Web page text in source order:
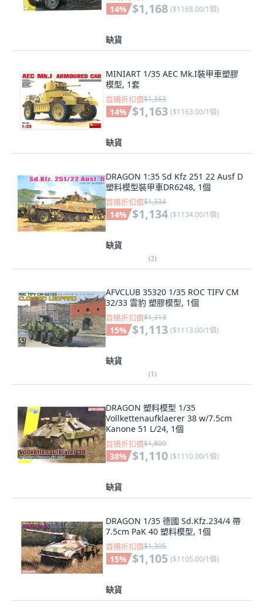
14% $1,168 ($1168.00/1個)
缺貨
MINIART 1/35 AEC Mk.I裝甲車塑膠
模型, 1套
首購折扣價$1,363
14% $1,163 ($1163.00/1個)
缺貨
DRAGON 1:35 Sd Kfz 251 22 Ausf D
塑料模型裝甲車DR6248, 1個
首購折扣價$1,334
14% $1,134 ($1134.00/1個)
缺貨
(2)
AFVCLUB 35320 1/35 ROC TIFV CM
32/33 雲豹 塑膠模型, 1個
首購折扣價$1,313
15% $1,113 ($1113.00/1個)
缺貨
(1)
DRAGON 塑料模型 1/35
Vollkettenaufklaerer 38 w/7.5cm
Kanone 51 L/24, 1個
首購折扣價$1,809
38% $1,110 ($1110.00/1個)
缺貨
DRAGON 1/35 德國 Sd.Kfz.234/4 帶
7.5cm PaK 40 塑料模型, 1個
首購折扣價$1,305
15% $1,105 ($1105.00/1個)
缺貨